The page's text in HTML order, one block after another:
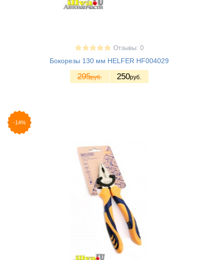
Отзывы: 0
Бокорезы 130 мм HELFER HF004029
295руб. 250руб.
-14%